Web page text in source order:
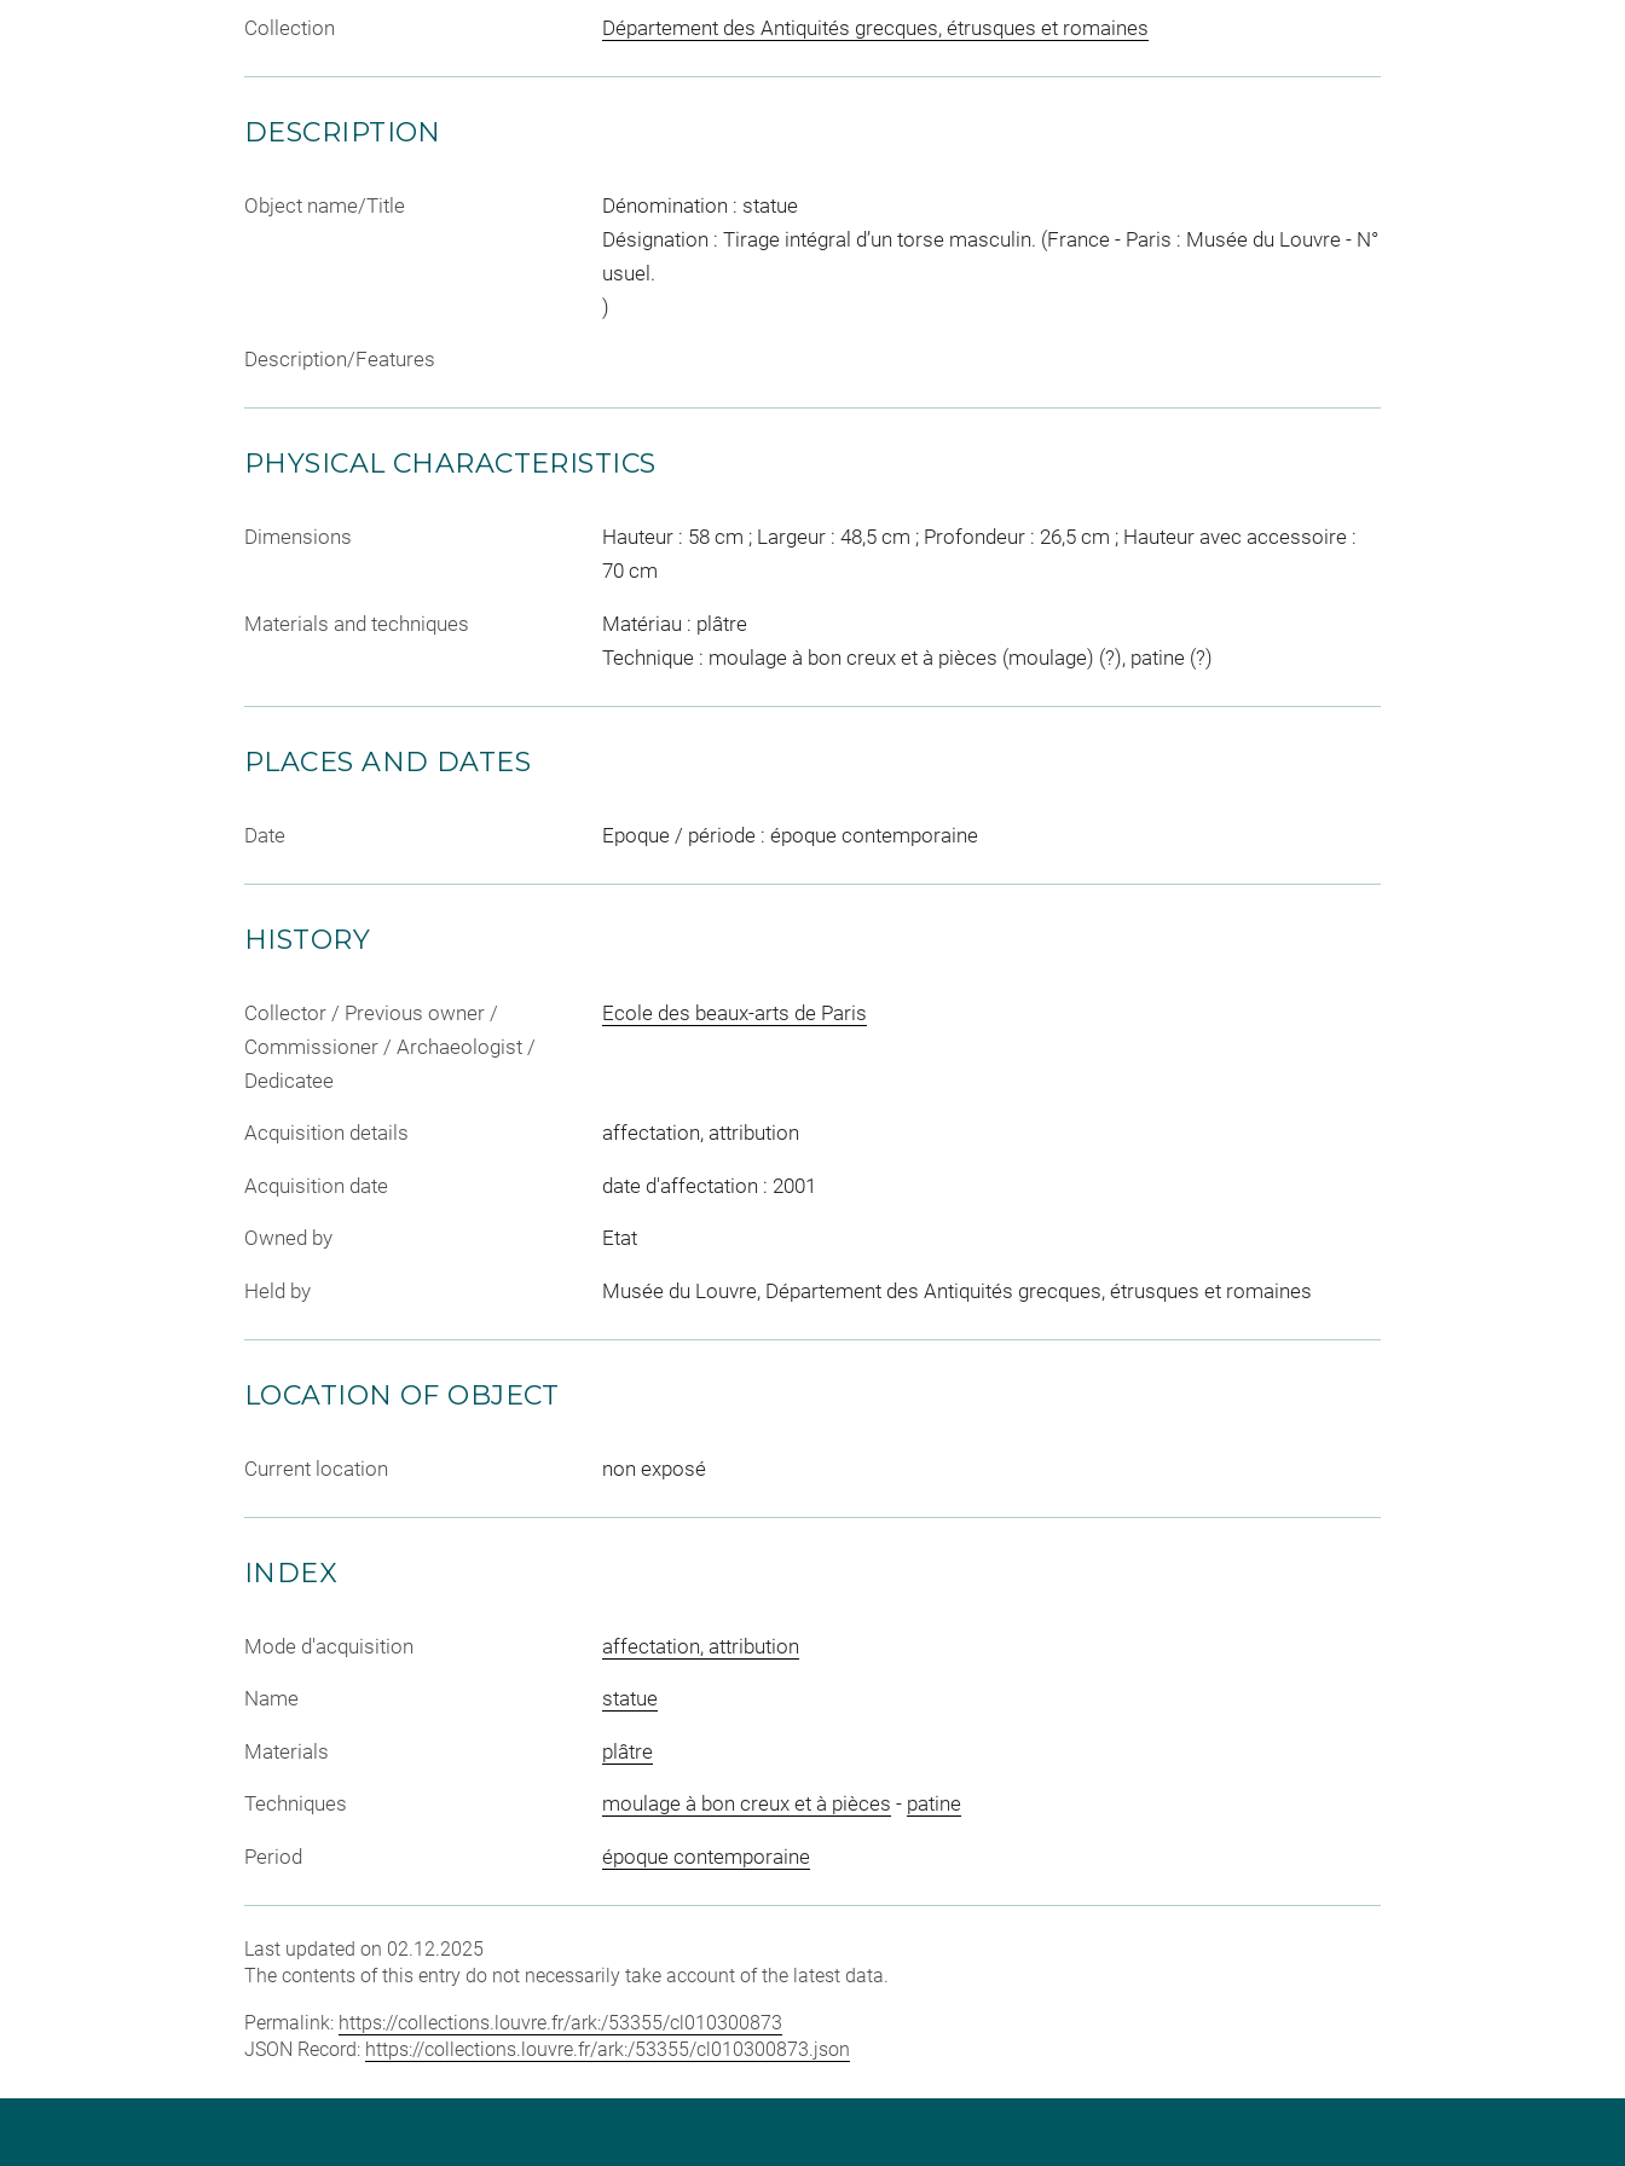
Collection Département des Antiquités grecques, étrusques et romaines
DESCRIPTION
Object name/Title
Dénomination : statue
Désignation : Tirage intégral d’un torse masculin. (France - Paris : Musée du Louvre - N°
usuel.
)
Description/Features
PHYSICAL CHARACTERISTICS
Dimensions
Hauteur : 58 cm ; Largeur : 48,5 cm ; Profondeur : 26,5 cm ; Hauteur avec accessoire :
70 cm
Materials and techniques
Matériau : plâtre
Technique : moulage à bon creux et à pièces (moulage) (?), patine (?)
PLACES AND DATES
Date Epoque / période : époque contemporaine
HISTORY
Collector / Previous owner /
Commissioner / Archaeologist /
Dedicatee
Ecole des beaux-arts de Paris
Acquisition details affectation, attribution
Acquisition date date d'affectation : 2001
Owned by Etat
Held by Musée du Louvre, Département des Antiquités grecques, étrusques et romaines
LOCATION OF OBJECT
Current location non exposé
INDEX
Mode d'acquisition affectation, attribution
Name statue
Materials plâtre
Techniques moulage à bon creux et à pièces - patine
Period époque contemporaine
Last updated on 02.12.2025
The contents of this entry do not necessarily take account of the latest data.
Permalink: https://collections.louvre.fr/ark:/53355/cl010300873
JSON Record: https://collections.louvre.fr/ark:/53355/cl010300873.json